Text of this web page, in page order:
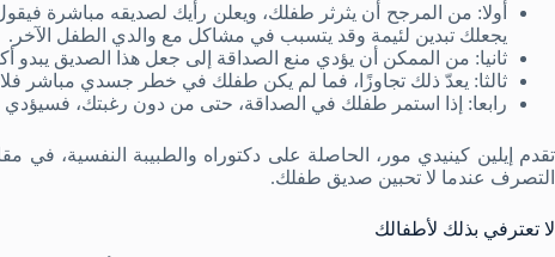
أولا: من المرجح أن يثرثر طفلك، ويعلن رأيك لصديقه مباشرة
يجعلك تبدين لئيمة وقد يتسبب في مشاكل مع والدي الطفل الآخر.
ثانيا: من الممكن أن يؤدي منع الصداقة إلى جعل هذا الصديق يبدو
ثالثا: يعدّ ذلك تجاوزًا، فما لم يكن طفلك في خطر جسدي مباشر فلا
رابعا: إذا استمر طفلك في الصداقة، حتى من دون رغبتك،
تقدم إيلين كينيدي مور، الحاصلة على دكتوراه والطبيبة النفسية، في
التصرف عندما لا تحبين صديق طفلك.
لا تعترفي بذلك لأطفالك